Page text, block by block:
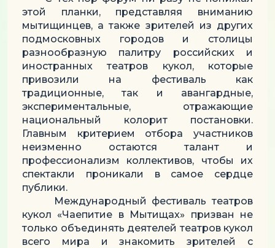
этой планки, представляя вниманию
мытищинцев, а также зрителей из других
подмосковных городов и столицы
разнообразную палитру российских и
иностранных театров кукол, которые
привозили на фестиваль как
традиционные, так и авангардные,
экспериментальные, отражающие
национальный колорит постановки.
Главным критерием отбора участников
неизменно остаются талант и
профессионализм коллективов, чтобы их
спектакли проникали в самое сердце
публики.
Международный фестиваль театров
кукол «Чаепитие в Мытищах» призван не
только объединять деятелей театров кукол
всего мира и знакомить зрителей с